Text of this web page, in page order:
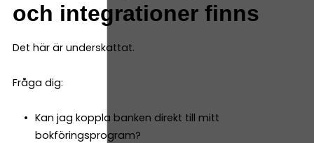
och integrationer finns
Det här är underskattat.
Fråga dig:
Kan jag koppla banken direkt till mitt
bokföringsprogram?